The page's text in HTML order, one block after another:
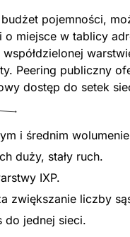
budżet pojemności,
miejsce w tablicy
Peering publiczny
dostęp do setek
i średnim
duży, stały ruch.
IXP.
zwiększanie liczby
do jednej sieci.